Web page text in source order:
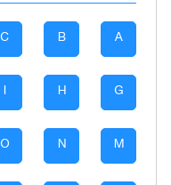
A
B
C
G
H
I
M
N
O